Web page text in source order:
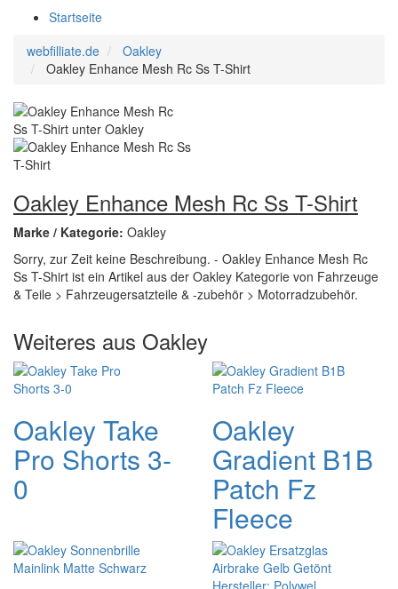
Startseite
webfilliate.de
Oakley
Oakley Enhance Mesh Rc Ss T-Shirt
Oakley Enhance Mesh Rc Ss T-Shirt
Marke / Kategorie: Oakley
Sorry, zur Zeit keine Beschreibung. - Oakley Enhance Mesh Rc
Ss T-Shirt ist ein Artikel aus der Oakley Kategorie von Fahrzeuge
& Teile > Fahrzeugersatzteile & -zubehör > Motorradzubehör.
Weiteres aus Oakley
Oakley Take
Pro Shorts 3-
0
Oakley
Gradient B1B
Patch Fz
Fleece